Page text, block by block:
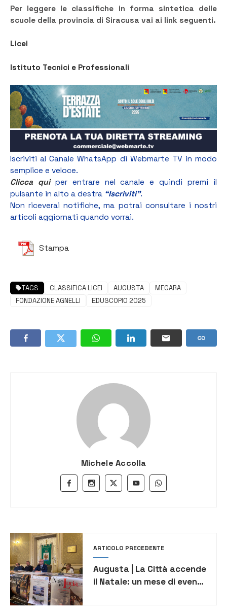
Per leggere le classifiche in forma sintetica delle
scuole della provincia di Siracusa vai ai link seguenti.
Licei
Istituto Tecnici e Professionali
Iscriviti al Canale WhatsApp di Webmarte TV in modo
semplice e veloce.
Clicca quiper entrare nel canale e quindi premi il
pulsante in alto a destra “Iscriviti”.
Non riceverai notifiche, ma potrai consultare i nostri
articoli aggiornati quando vorrai.
Stampa
TAGS CLASSIFICA LICEI AUGUSTA
MEGARA
FONDAZIONE AGNELLI
EDUSCOPIO 2025
Michele Accolla
ARTICOLO PRECEDENTE
Augusta | La Città accende
il Natale: un mese di eventi,